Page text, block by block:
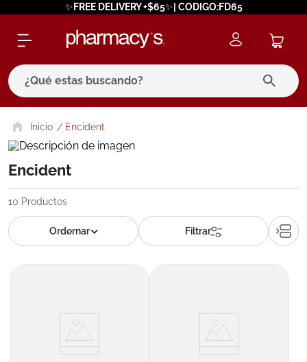
✨FREE DELIVERY +$65✨| CODIGO:FD65
¿Qué estas buscando?
Encident
Encident
10 Productos
términos más buscados
1. eucerin
2. protector solar
3. bioderma
5. cerave
roche posay
nivea